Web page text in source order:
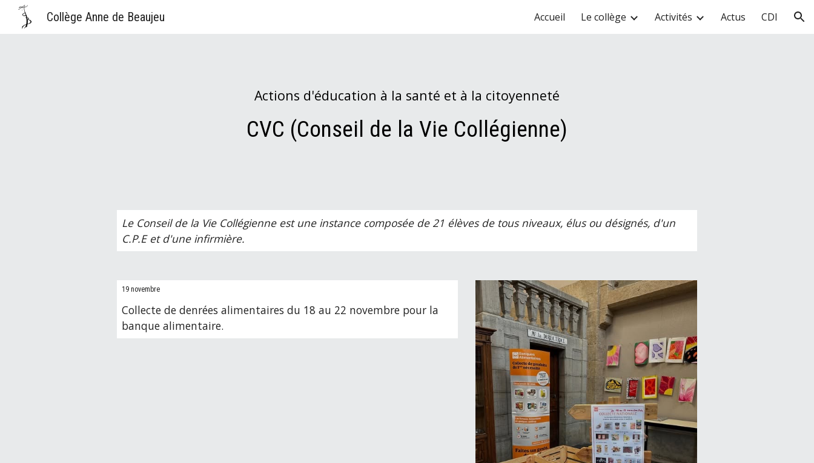
Skip to navigation
Collège Anne de Beaujeu Accueil Le collège Activités Actus CDI
Actions d'éducation à la santé et à la citoyenneté
CVC (Conseil de la Vie Collégienne)
Le Conseil de la Vie Collégienne est une instance composée de 21 élèves de tous niveaux, élus ou désignés, d'un
C.P.E et d'une infirmière.
19 novembre
Collecte de denrées alimentaires du 18 au 22 novembre pour la
banque alimentaire.